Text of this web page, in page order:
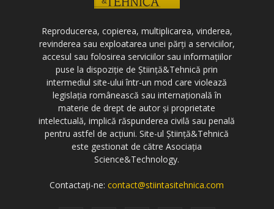
Reproducerea, copierea, multiplicarea, vinderea,
revinderea sau exploatarea unei părți a serviciilor,
accesul sau folosirea serviciilor sau informațiilor
puse la dispoziție de Știință&Tehnică prin
intermediul site-ului într-un mod care violează
legislația românească sau internațională în
materie de drept de autor și proprietate
intelectuală, implică răspunderea civilă sau penală
pentru astfel de acțiuni. Site-ul Știință&Tehnică
este gestionat de către Asociația
Science&Technology.
Contactați-ne:contact@stiintasitehnica.com